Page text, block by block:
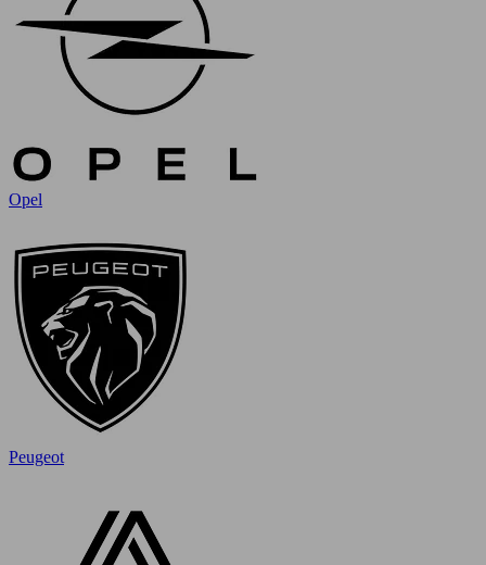
Opel
Peugeot